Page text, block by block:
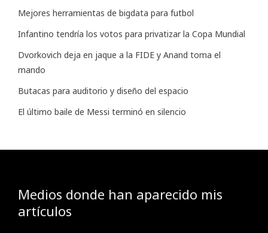
Mejores herramientas de bigdata para futbol
Infantino tendría los votos para privatizar la Copa Mundial
Dvorkovich deja en jaque a la FIDE y Anand toma el
mando
Butacas para auditorio y diseño del espacio
El último baile de Messi terminó en silencio
Medios donde han aparecido mis
artículos